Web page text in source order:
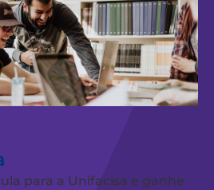
para a Unifacisa e ganhe